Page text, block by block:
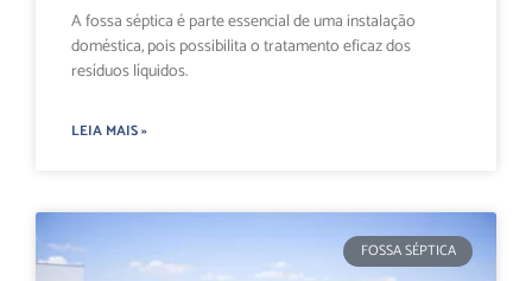
A fossa séptica é parte essencial de uma instalação
doméstica, pois possibilita o tratamento eficaz dos
resíduos líquidos.
LEIA MAIS »
FOSSA SÉPTICA